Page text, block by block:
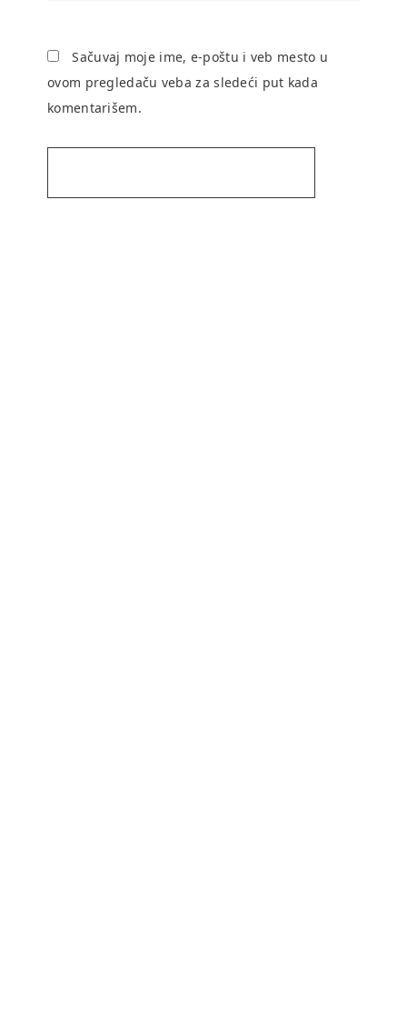
Sačuvaj moje ime, e-poštu i veb mesto u
ovom pregledaču veba za sledeći put kada
komentarišem.